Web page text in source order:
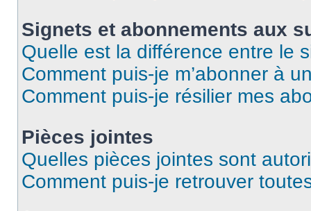
Signets et abonnements aux
Quelle est la différence entre le
Comment puis-je m’abonner à
Comment puis-je résilier mes
Pièces jointes
Quelles pièces jointes sont
Comment puis-je retrouver